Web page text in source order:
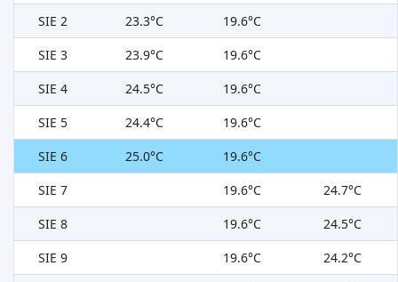
SIE 2
23.3°C
19.6°C
SIE 3
23.9°C
19.6°C
SIE 4
24.5°C
19.6°C
SIE 5
24.4°C
19.6°C
SIE 6
25.0°C
19.6°C
SIE 7
19.6°C
24.7°C
SIE 8
19.6°C
24.5°C
SIE 9
19.6°C
24.2°C